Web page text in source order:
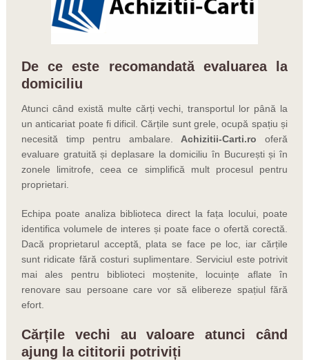
De ce este recomandată evaluarea la
domiciliu
Atunci când există multe cărți vechi, transportul lor până la
un anticariat poate fi dificil. Cărțile sunt grele, ocupă spațiu și
necesită timp pentru ambalare. Achizitii-Carti.ro oferă
evaluare gratuită și deplasare la domiciliu în București și în
zonele limitrofe, ceea ce simplifică mult procesul pentru
proprietari.
Echipa poate analiza biblioteca direct la fața locului, poate
identifica volumele de interes și poate face o ofertă corectă.
Dacă proprietarul acceptă, plata se face pe loc, iar cărțile
sunt ridicate fără costuri suplimentare. Serviciul este potrivit
mai ales pentru biblioteci moștenite, locuințe aflate în
renovare sau persoane care vor să elibereze spațiul fără
efort.
Cărțile vechi au valoare atunci când
ajung la cititorii potriviți